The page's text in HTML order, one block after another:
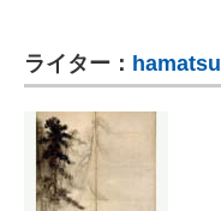
ライター： hamatsu